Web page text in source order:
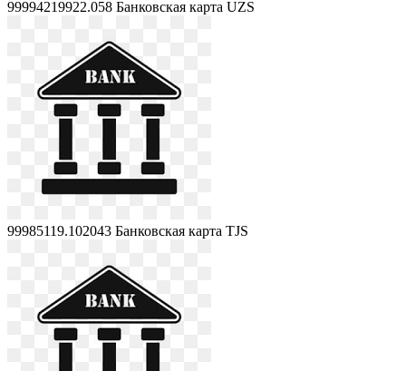
99994219922.058 Банковская карта UZS
99985119.102043 Банковская карта TJS